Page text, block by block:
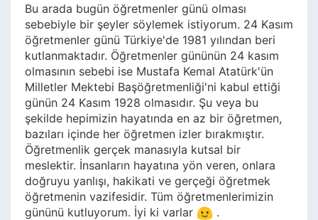
Bu arada bugün öğretmenler günü olması
sebebiyle bir şeyler söylemek istiyorum. 24 Kasım
öğretmenler günü Türkiye'de 1981 yılından beri
kutlanmaktadır. Öğretmenler gününün 24 kasım
olmasının sebebi ise Mustafa Kemal Atatürk'ün
Milletler Mektebi Başöğretmenliği'ni kabul ettiği
günün 24 Kasım 1928 olmasıdır. Şu veya bu
şekilde hepimizin hayatında en az bir öğretmen,
bazıları içinde her öğretmen izler bırakmıştır.
Öğretmenlik gerçek manasıyla kutsal bir
meslektir. İnsanların hayatına yön veren, onlara
doğruyu yanlışı, hakikati ve gerçeği öğretmek
öğretmenin vazifesidir. Tüm öğretmenlerimizin
gününü kutluyorum. İyi ki varlar
.